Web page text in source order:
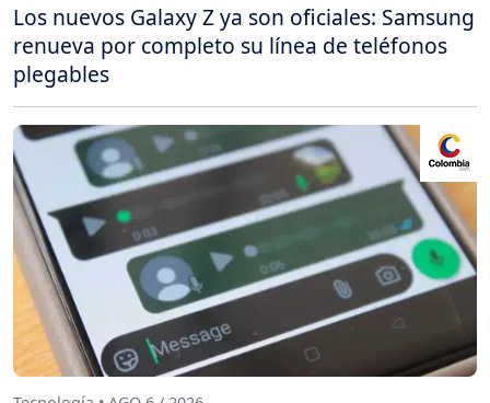
Los nuevos Galaxy Z ya son oficiales: Samsung
renueva por completo su línea de teléfonos
plegables